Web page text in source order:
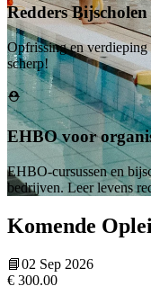
Redders Bijscholen
Opfrissing en
scherp!
⛑️
EHBO voor
EHBO-cursussen en
bedrijven. Leer levens
Komende
📘02 Sep 2026
€ 300.00